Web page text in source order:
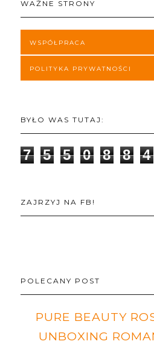
WAŻNE STRONY
WSPÓŁPRACA
POLITYKA PRYWATNOŚCI
BYŁO WAS TUTAJ:
7 5 5 0 8 8 4
ZAJRZYJ NA FB!
POLECANY POST
PURE BEAUTY
UNBOXING